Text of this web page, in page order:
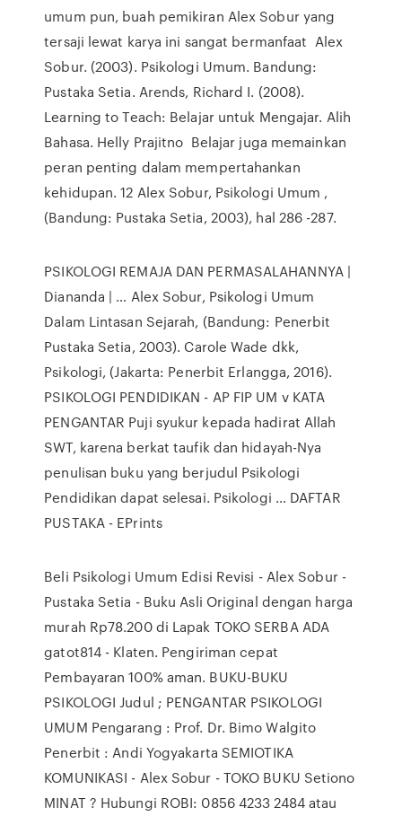
umum pun, buah pemikiran Alex Sobur yang
tersaji lewat karya ini sangat bermanfaat Alex
Sobur. (2003). Psikologi Umum. Bandung:
Pustaka Setia. Arends, Richard I. (2008).
Learning to Teach: Belajar untuk Mengajar. Alih
Bahasa. Helly Prajitno Belajar juga memainkan
peran penting dalam mempertahankan
kehidupan. 12 Alex Sobur, Psikologi Umum ,
(Bandung: Pustaka Setia, 2003), hal 286 -287.
PSIKOLOGI REMAJA DAN PERMASALAHANNYA |
Diananda | … Alex Sobur, Psikologi Umum
Dalam Lintasan Sejarah, (Bandung: Penerbit
Pustaka Setia, 2003). Carole Wade dkk,
Psikologi, (Jakarta: Penerbit Erlangga, 2016).
PSIKOLOGI PENDIDIKAN - AP FIP UM v KATA
PENGANTAR Puji syukur kepada hadirat Allah
SWT, karena berkat taufik dan hidayah-Nya
penulisan buku yang berjudul Psikologi
Pendidikan dapat selesai. Psikologi … DAFTAR
PUSTAKA - EPrints
Beli Psikologi Umum Edisi Revisi - Alex Sobur -
Pustaka Setia - Buku Asli Original dengan harga
murah Rp78.200 di Lapak TOKO SERBA ADA
gatot814 - Klaten. Pengiriman cepat
Pembayaran 100% aman. BUKU-BUKU
PSIKOLOGI Judul ; PENGANTAR PSIKOLOGI
UMUM Pengarang : Prof. Dr. Bimo Walgito
Penerbit : Andi Yogyakarta SEMIOTIKA
KOMUNIKASI - Alex Sobur - TOKO BUKU Setiono
MINAT ? Hubungi ROBI: 0856 4233 2484 atau